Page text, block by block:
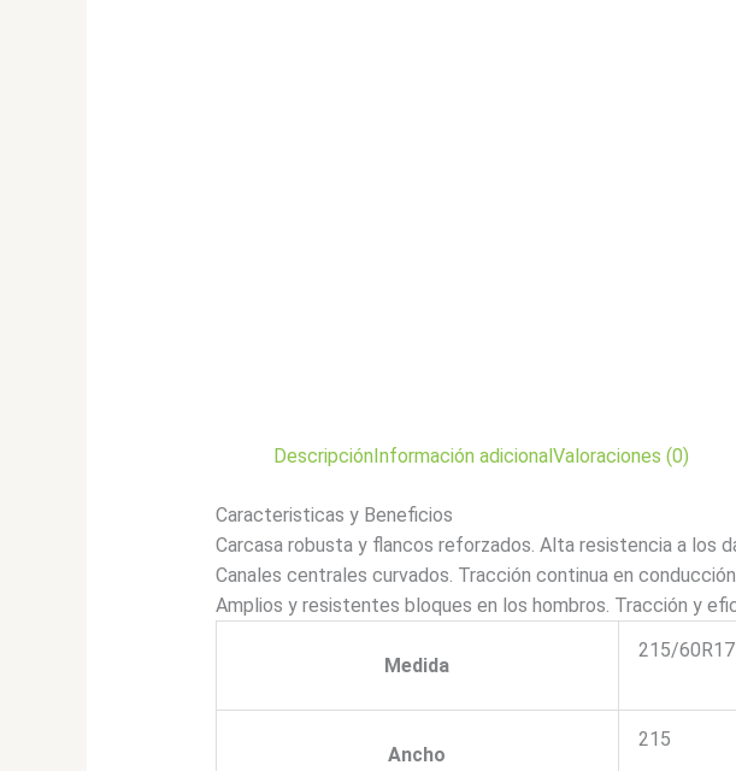
Descripción Información adicional Valoraciones (0)
Caracteristicas y Beneficios
Carcasa robusta y flancos reforzados. Alta resistencia a los
Canales centrales curvados. Tracción continua en
Amplios y resistentes bloques en los hombros. Tracción y
Medida
215/60R17
Ancho
215